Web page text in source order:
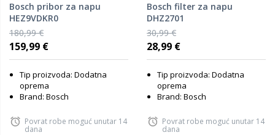
Bosch pribor za napu
HEZ9VDKR0
180,99 €
159,99 €
Tip proizvoda: Dodatna
oprema
Brand: Bosch
Povrat robe moguć unutar 14
dana
Bosch filter za napu
DHZ2701
30,99 €
28,99 €
Tip proizvoda: Dodatna
oprema
Brand: Bosch
Povrat robe moguć unutar 14
dana